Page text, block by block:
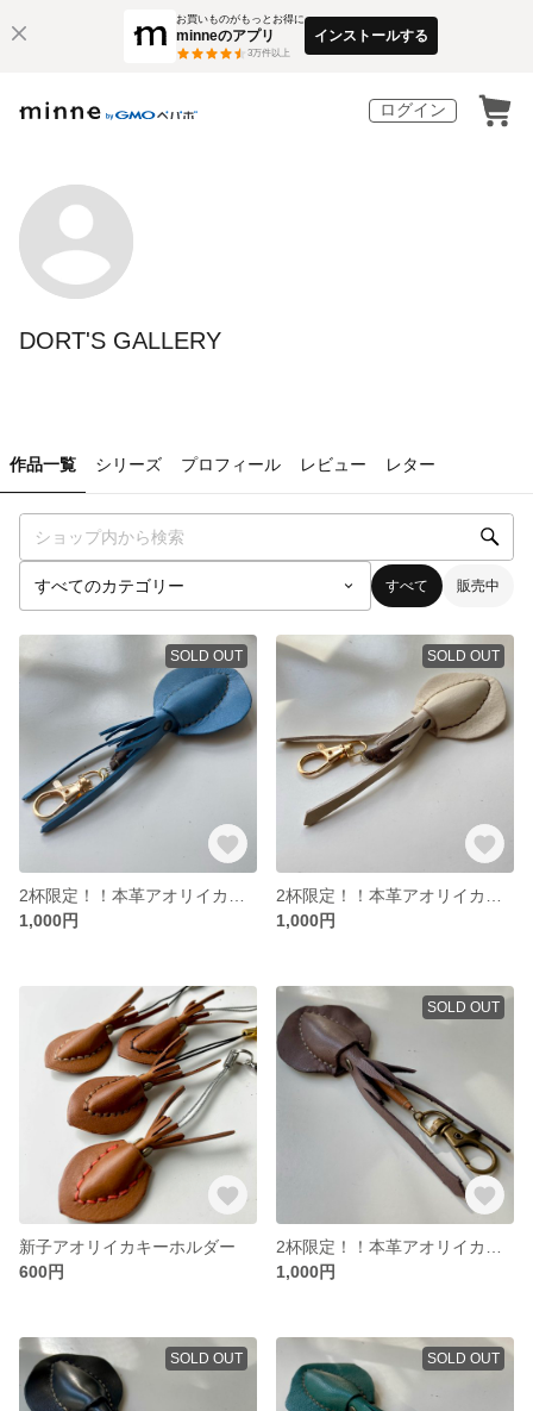
お買いものがもっとお得に
minneのアプリ
3万件以上
インストールする
ログイン
DORT'S GALLERY
作品一覧 シリーズ プロフィール レビュー レター
すべて 販売中
SOLD OUT
1,000円
SOLD OUT
1,000円
新子アオリイカキーホルダー
600円
SOLD OUT
1,000円
SOLD OUT SOLD OUT